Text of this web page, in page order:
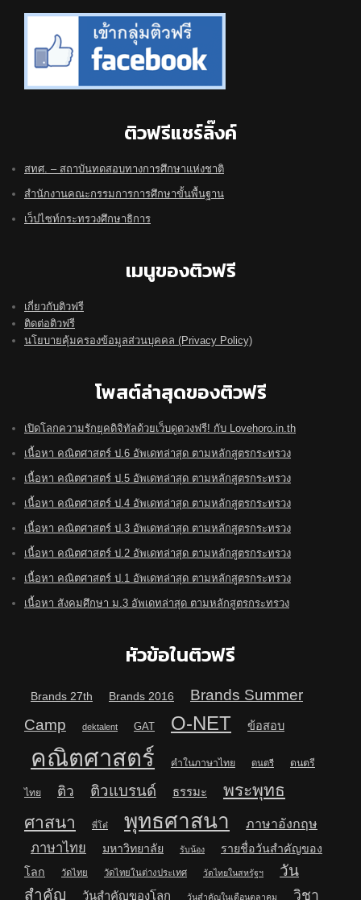
ติวฟรีแชร์ลิ๊งค์
สทศ. – สถาบันทดสอบทางการศึกษาแห่งชาติ
สำนักงานคณะกรรมการการศึกษาขั้นพื้นฐาน
เว็ปไซท์กระทรวงศึกษาธิการ
เมนูของติวฟรี
เกี่ยวกับติวฟรี
ติดต่อติวฟรี
นโยบายคุ้มครองข้อมูลส่วนบุคคล (Privacy Policy)
โพสต์ล่าสุดของติวฟรี
เปิดโลกความรักยุคดิจิทัลด้วยเว็บดูดวงฟรี! กับ Lovehoro.in.th
เนื้อหา คณิตศาสตร์ ป.6 อัพเดทล่าสุด ตามหลักสูตรกระทรวง
เนื้อหา คณิตศาสตร์ ป.5 อัพเดทล่าสุด ตามหลักสูตรกระทรวง
เนื้อหา คณิตศาสตร์ ป.4 อัพเดทล่าสุด ตามหลักสูตรกระทรวง
เนื้อหา คณิตศาสตร์ ป.3 อัพเดทล่าสุด ตามหลักสูตรกระทรวง
เนื้อหา คณิตศาสตร์ ป.2 อัพเดทล่าสุด ตามหลักสูตรกระทรวง
เนื้อหา คณิตศาสตร์ ป.1 อัพเดทล่าสุด ตามหลักสูตรกระทรวง
เนื้อหา สังคมศึกษา ม.3 อัพเดทล่าสุด ตามหลักสูตรกระทรวง
หัวข้อในติวฟรี
Brands 27th Brands 2016
Brands Summer
Camp
dektalent GAT O-NET ข้อสอบ
คณิตศาสตร์ คำในภาษาไทย ดนตรี ดนตรี
ไทย ติว ติวแบรนด์ ธรรมะ
พระพุทธ
ศาสนา
พี่โต๋ พุทธศาสนา ภาษาอังกฤษ
ภาษาไทย มหาวิทยาลัย รับน้อง
รายชื่อวันสำคัญของ
โลก
วัดไทย วัดไทยในต่างประเทศ วัดไทยในสหรัฐฯ
วัน
สำคัญ
วันสำคัญของโลก วันสำคัญในเดือนตุลาคม วิชา